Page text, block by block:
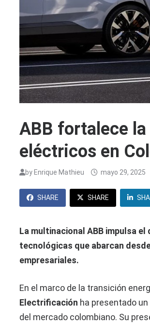
ABB fortalece
eléctricos en
by Enrique Mathieu mayo 29, 2025
SHARE SHARE
La multinacional ABB impulsa
tecnológicas que abarcan
empresariales.
En el marco de la transición
Electrificación ha presentado un
del mercado colombiano. Su